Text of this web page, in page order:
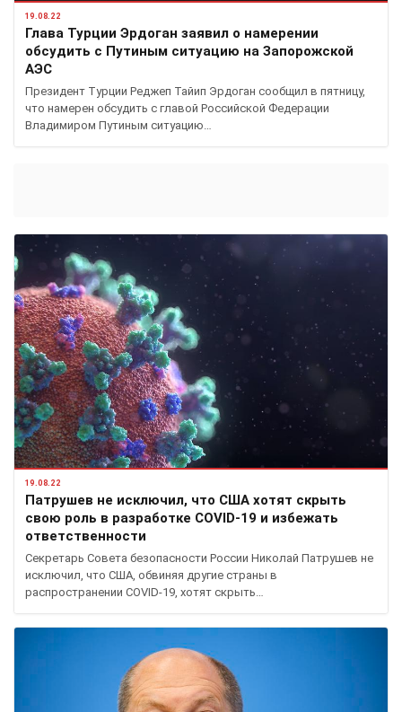
19.08.22
Глава Турции Эрдоган заявил о намерении
обсудить с Путиным ситуацию на Запорожской
АЭС
Президент Турции Реджеп Тайип Эрдоган сообщил в пятницу,
что намерен обсудить с главой Российской Федерации
Владимиром Путиным ситуацию…
19.08.22
Патрушев не исключил, что США хотят скрыть
свою роль в разработке COVID-19 и избежать
ответственности
Секретарь Совета безопасности России Николай Патрушев не
исключил, что США, обвиняя другие страны в
распространении COVID-19, хотят скрыть…